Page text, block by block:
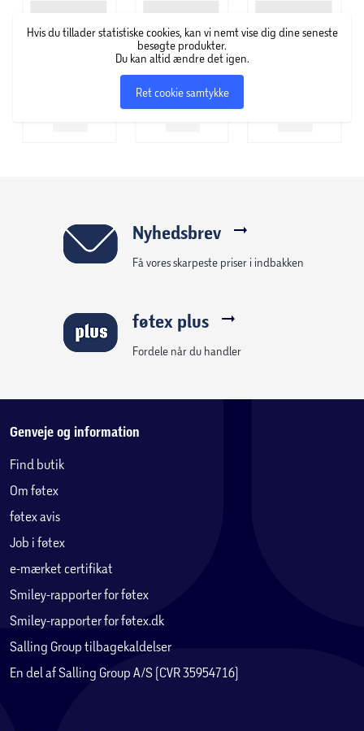
Hvis du tillader statistiske cookies, kan vi nemt vise dig dine seneste
besøgte produkter.
Du kan altid ændre det igen.
Ret cookie samtykke
Nyhedsbrev
Få vores skarpeste priser i indbakken
føtex plus
Fordele når du handler
Genveje og information
Find butik
Om føtex
føtex avis
Job i føtex
e-mærket certifikat
Smiley-rapporter for føtex
Smiley-rapporter for føtex.dk
Salling Group tilbagekaldelser
En del af Salling Group A/S (CVR 35954716)